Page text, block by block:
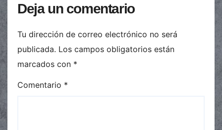
Deja un comentario
Tu dirección de correo electrónico no será
publicada. Los campos obligatorios están
marcados con *
Comentario *